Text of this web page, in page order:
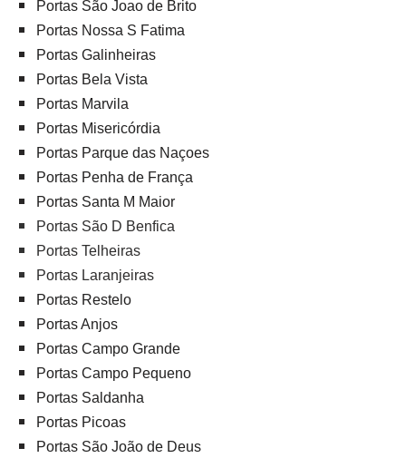
Portas São Joao de Brito
Portas Nossa S Fatima
Portas Galinheiras
Portas Bela Vista
Portas Marvila
Portas Misericórdia
Portas Parque das Naçoes
Portas Penha de França
Portas Santa M Maior
Portas São D Benfica
Portas Telheiras
Portas Laranjeiras
Portas Restelo
Portas Anjos
Portas Campo Grande
Portas Campo Pequeno
Portas Saldanha
Portas Picoas
Portas São João de Deus